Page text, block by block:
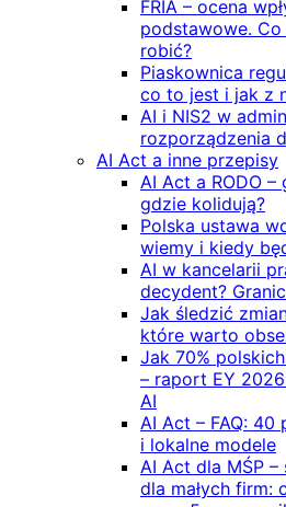
FRIA – ocena
podstawowe.
robić?
Piaskownica
co to jest i jak z
AI i NIS2 w
rozporządzenia
AI Act a inne przepisy
AI Act a RODO –
gdzie kolidują?
Polska ustawa
wiemy i kiedy
AI w kancelarii
decydent?
Jak śledzić
które warto
Jak 70%
– raport EY
AI
AI Act – FAQ: 40
i lokalne modele
AI Act dla MŚP
dla małych firm: